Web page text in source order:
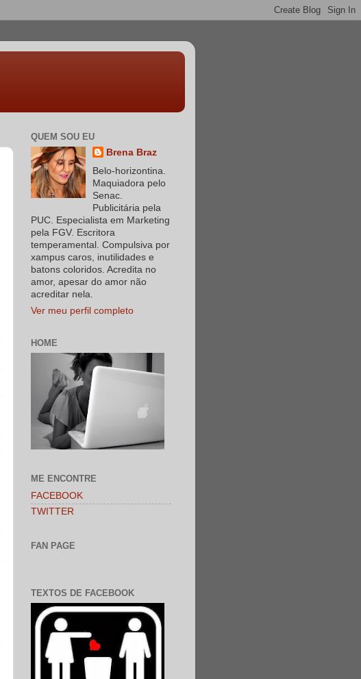
QUEM SOU EU
Brena Braz
Belo-horizontina.
Maquiadora pelo
Senac.
Publicitária pela
PUC. Especialista em Marketing
pela FGV. Escritora
temperamental. Compulsiva por
xampus caros, inutilidades e
batons coloridos. Acredita no
amor, apesar do amor não
acreditar nela.
Ver meu perfil completo
HOME
ME ENCONTRE
FACEBOOK
TWITTER
FAN PAGE
TEXTOS DE FACEBOOK